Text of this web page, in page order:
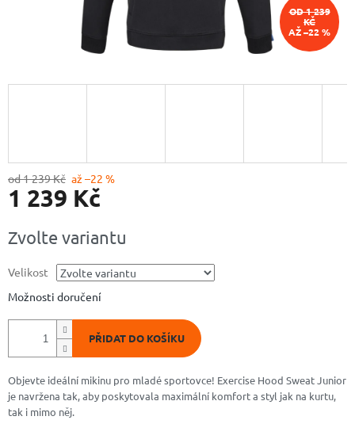
OD 1 239
KČ
AŽ –22 %
od 1 239 Kč až –22 %
1 239 Kč
cena:
Zvolte variantu
Velikost
Možnosti doručení
PŘIDAT DO KOŠÍKU
Objevte ideální mikinu pro mladé sportovce! Exercise Hood Sweat Junior
je navržena tak, aby poskytovala maximální komfort a styl jak na kurtu,
tak i mimo něj.